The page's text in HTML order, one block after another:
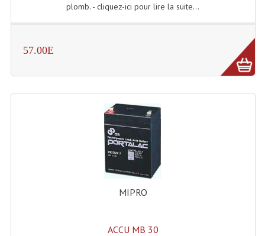
Cercle Struct Triangulaire290
Grill Auto-Porté
Monotubes Et Angles 50mm
Pendrillon Et Ossature
Pieds De Levage
Ponts - Portiques
plomb. - cliquez-ici pour lire la suite...
57.00E
MIPRO
ACCU MB 30